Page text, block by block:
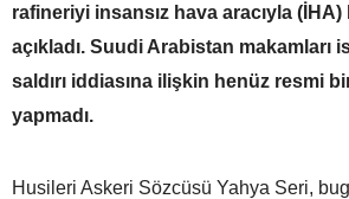
rafineriyi insansız hava aracıyla (İHA)
açıkladı. Suudi Arabistan makamları
saldırı iddiasına ilişkin henüz resmi
yapmadı.
Husileri Askeri Sözcüsü Yahya Seri,